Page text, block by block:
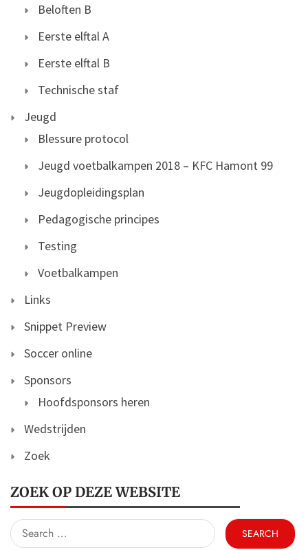
Beloften B
Eerste elftal A
Eerste elftal B
Technische staf
Jeugd
Blessure protocol
Jeugd voetbalkampen 2018 – KFC Hamont 99
Jeugdopleidingsplan
Pedagogische principes
Testing
Voetbalkampen
Links
Snippet Preview
Soccer online
Sponsors
Hoofdsponsors heren
Wedstrijden
Zoek
ZOEK OP DEZE WEBSITE
Search
for: